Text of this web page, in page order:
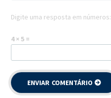
Digite uma resposta em números:
4 × 5 =